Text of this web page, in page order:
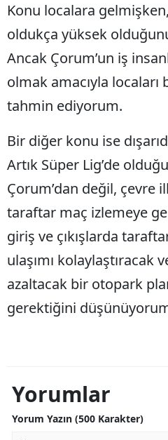
Konu localara
oldukça yüksek
Ancak Çorum’un iş
olmak amacıyla locaları
tahmin ediyorum.
Bir diğer konu ise
Artık Süper Lig’de
Çorum’dan değil, çevre
taraftar maç izlemeye
giriş ve çıkışlarda
ulaşımı kolaylaştıracak
azaltacak bir otopark
gerektiğini
Yorumlar
Yorum Yazın (500 Karakter)